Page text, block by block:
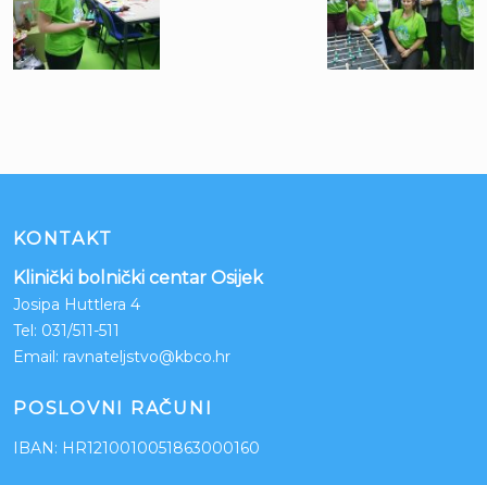
KONTAKT
Klinički bolnički centar Osijek
Josipa Huttlera 4
Tel: 031/511-511
Email: ravnateljstvo@kbco.hr
POSLOVNI RAČUNI
IBAN: HR1210010051863000160